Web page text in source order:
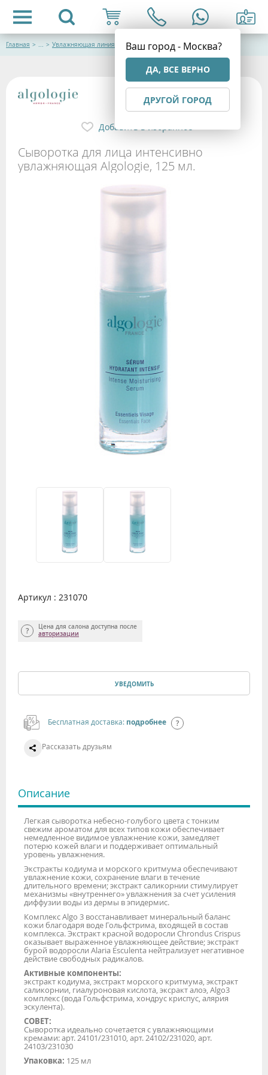
Ваш город - Москва?
ДА, ВСЕ ВЕРНО
ДРУГОЙ ГОРОД
Главная > ... > Увлажняющая линия "Hydra Plus" Algologie
Сыворотка для лица интенсивно
увлажняющая Algologie, 125 мл.
Добавить в избранное
Артикул : 231070
Цена для салона доступна после
авторизации
УВЕДОМИТЬ
Бесплатная доставка: подробнее
Рассказать друзьям
Описание
Легкая сыворотка небесно-голубого цвета с тонким
свежим ароматом для всех типов кожи обеспечивает
немедленное видимое увлажнение кожи, замедляет
потерю кожей влаги и поддерживает оптимальный
уровень увлажнения.
Экстракты кодиума и морского критмума обеспечивают
увлажнение кожи, сохранение влаги в течение
длительного времени; экстракт саликорнии стимулирует
механизмы «внутреннего» увлажнения за счет усиления
диффузии воды из дермы в эпидермис.
Комплекс Algo 3 восстанавливает минеральный баланс
кожи благодаря воде Гольфстрима, входящей в состав
комплекса. Экстракт красной водоросли Chrondus Crispus
оказывает выраженное увлажняющее действие; экстракт
бурой водоросли Alaria Esculenta нейтрализует негативное
действие свободных радикалов.
Активные компоненты:
экстракт кодиума, экстракт морского критмума, экстракт
саликорнии, гиалуроновая кислота, эксракт алоэ, Algo3
комплекс (вода Гольфстрима, хондрус криспус, алярия
эскулента).
СОВЕТ:
Сыворотка идеально сочетается с увлажняющими
кремами: арт. 24101/231010, арт. 24102/231020, арт.
24103/231030
Упаковка: 125 мл